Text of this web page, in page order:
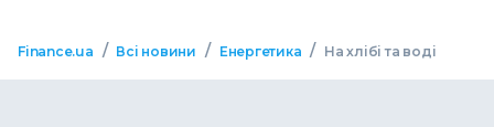
Finance.ua / Всі новини / Енергетика / На хлібі та воді